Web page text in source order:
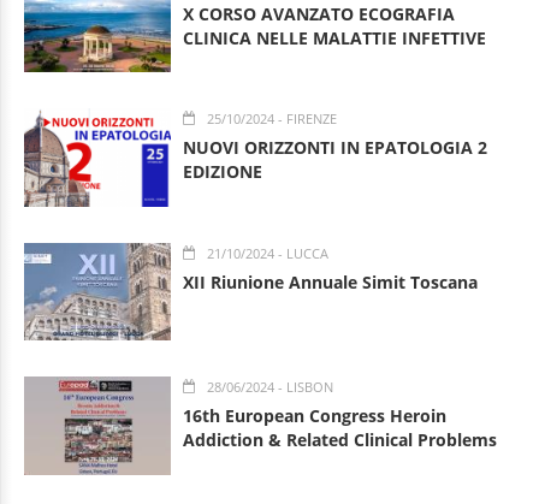
X CORSO AVANZATO ECOGRAFIA
CLINICA NELLE MALATTIE INFETTIVE
25/10/2024 - FIRENZE
NUOVI ORIZZONTI IN EPATOLOGIA 2
EDIZIONE
21/10/2024 - LUCCA
XII Riunione Annuale Simit Toscana
28/06/2024 - LISBON
16th European Congress Heroin
Addiction & Related Clinical Problems